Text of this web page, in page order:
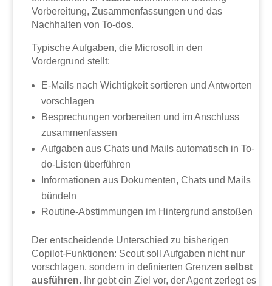
Vorbereitung, Zusammenfassungen und das
Nachhalten von To-dos.
Typische Aufgaben, die Microsoft in den
Vordergrund stellt:
E-Mails nach Wichtigkeit sortieren und Antworten
vorschlagen
Besprechungen vorbereiten und im Anschluss
zusammenfassen
Aufgaben aus Chats und Mails automatisch in To-
do-Listen überführen
Informationen aus Dokumenten, Chats und Mails
bündeln
Routine-Abstimmungen im Hintergrund anstoßen
Der entscheidende Unterschied zu bisherigen
Copilot-Funktionen: Scout soll Aufgaben nicht nur
vorschlagen, sondern in definierten Grenzenselbst
ausführen. Ihr gebt ein Ziel vor, der Agent zerlegt es